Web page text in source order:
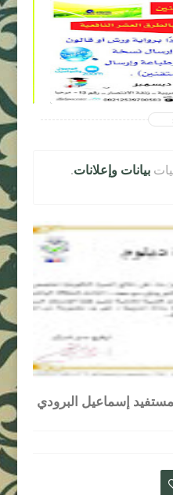

بيانات وإعلانات.
إسماعيل البرودي